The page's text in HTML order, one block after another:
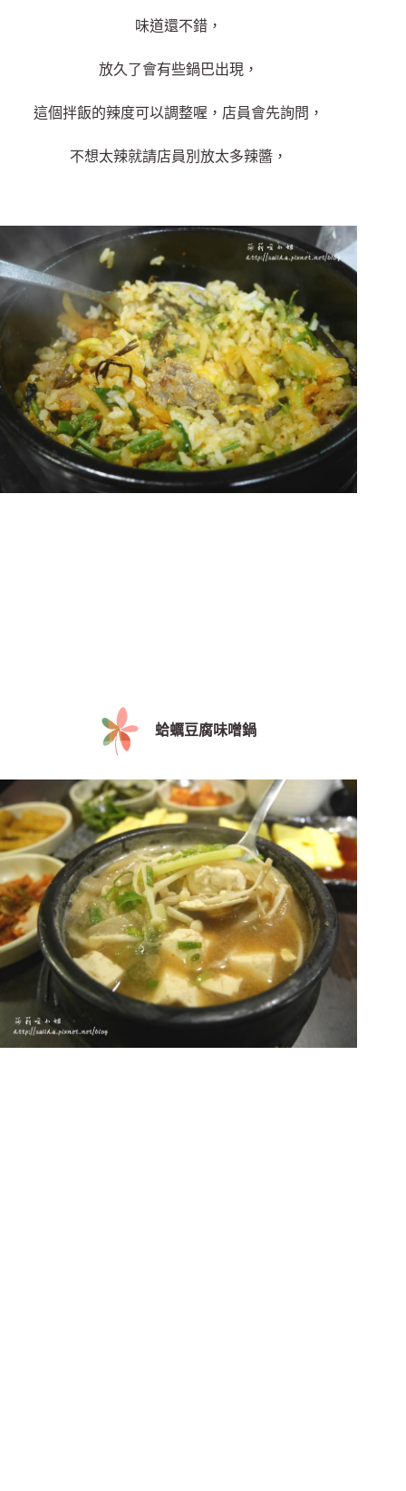
味道還不錯，
放久了會有些鍋巴出現，
這個拌飯的辣度可以調整喔，店員會先詢問，
不想太辣就請店員別放太多辣醬，
蛤蠣豆腐味噌鍋